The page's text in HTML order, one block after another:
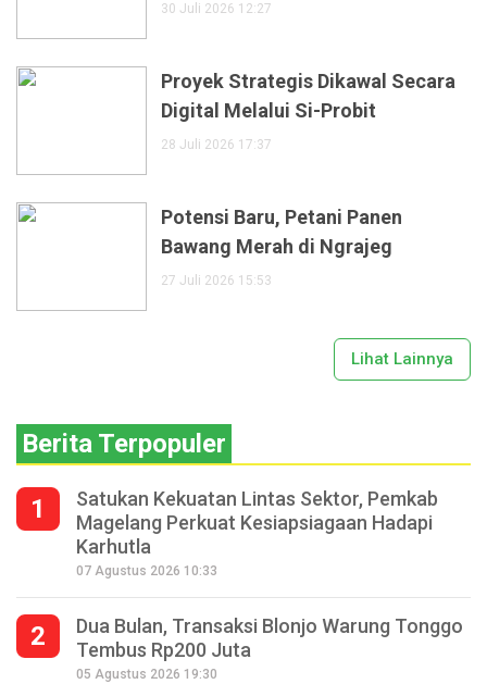
30 Juli 2026 12:27
Proyek Strategis Dikawal Secara
Digital Melalui Si-Probit
28 Juli 2026 17:37
Potensi Baru, Petani Panen
Bawang Merah di Ngrajeg
27 Juli 2026 15:53
Lihat Lainnya
Berita Terpopuler
1
Satukan Kekuatan Lintas Sektor, Pemkab
Magelang Perkuat Kesiapsiagaan Hadapi
Karhutla
07 Agustus 2026 10:33
2
Dua Bulan, Transaksi Blonjo Warung Tonggo
Tembus Rp200 Juta
05 Agustus 2026 19:30